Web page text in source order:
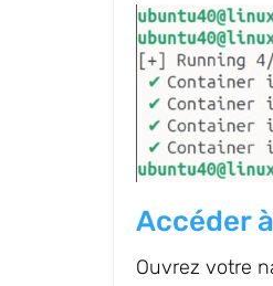
Accéder
Ouvrez votre